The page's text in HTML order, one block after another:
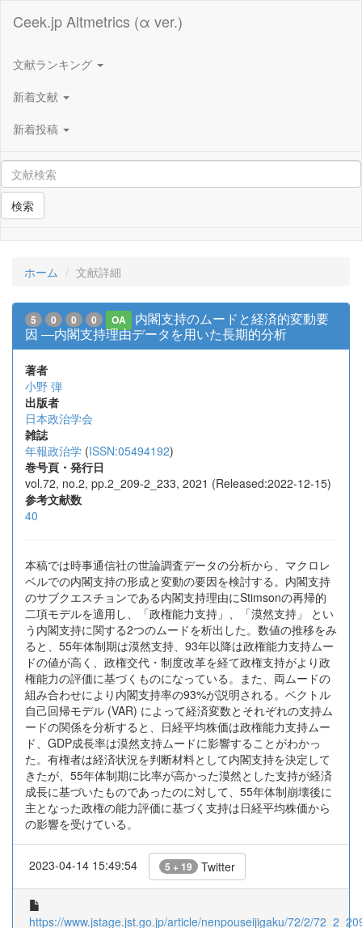
Ceek.jp Altmetrics (α ver.)
文献ランキング
新着文献
新着投稿
検索
ホーム 文献詳細
5 0 0 0 OA
内閣支持のムードと経済的変動要
因 ―内閣支持理由データを用いた長期的分析
著者
小野 弾
出版者
日本政治学会
雑誌
年報政治学 (ISSN:05494192)
巻号頁・発行日
vol.72, no.2, pp.2_209-2_233, 2021 (Released:2022-12-15)
参考文献数
40
本稿では時事通信社の世論調査データの分析から、マクロレ
ベルでの内閣支持の形成と変動の要因を検討する。内閣支持
のサブクエスチョンである内閣支持理由にStimsonの再帰的
二項モデルを適用し、「政権能力支持」、「漠然支持」 とい
う内閣支持に関する2つのムードを析出した。数値の推移をみ
ると、55年体制期は漠然支持、93年以降は政権能力支持ムー
ドの値が高く、政権交代・制度改革を経て政権支持がより政
権能力の評価に基づくものになっている。また、両ムードの
組み合わせにより内閣支持率の93%が説明される。ベクトル
自己回帰モデル (VAR) によって経済変数とそれぞれの支持ム
ードの関係を分析すると、日経平均株価は政権能力支持ムー
ド、GDP成長率は漠然支持ムードに影響することがわかっ
た。有権者は経済状況を判断材料として内閣支持を決定して
きたが、55年体制期に比率が高かった漠然とした支持が経済
成長に基づいたものであったのに対して、55年体制崩壊後に
主となった政権の能力評価に基づく支持は日経平均株価から
の影響を受けている。
2023-04-14 15:49:54 5 + 19 Twitter
https://www.jstage.jst.go.jp/article/nenpouseijigaku/72/2/